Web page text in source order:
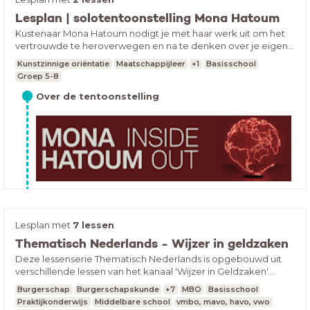
De solotentoonstellingen van Mella Jaarsma en Roy
Villevoye in Kunsthal KAdE en de Elleboogkerk waar
werk te zien is van kunstenaar Gegerboyo zijn te
bezoeken van 24 mei t/m 31 augustus 2025.
nieuwe (gratis) quiz over het laatste nieuws.
Lessen mbo
lessen po
Lesplan | solotentoonstelling Mona Hatoum
Kustenaar Mona Hatoum nodigt je met haar werk uit om het
vertrouwde te heroverwegen en na te denken over je eigen
gevoel van veiligheid en verbondenheid in de tentoonstelling
Inside Out.
Kunstzinnige oriëntatie Maatschappijleer +1
Basisschool
Groep 5-8
Over de tentoonstelling
Hatoum. Ze is geboren in Libanon als dochter van
Palestijnse ballingen en woont sinds 1975 in Londen. Veel
van haar werk maakte ze daar. Haar installaties gaan
over het spanningsveld tussen thuis, ontheemding en
verbanning. Alledaagse objecten zoals
keukenapparaten komen onder stroom te staan en de
wereldbol wordt een zoemende rode neon
landkaart.Mona Hatoum nodigt ons door middel van
Tip! bereid je bezoek voor met de klas
Lesplan met 7 lessen
Thematisch Nederlands - Wijzer in geldzaken
Deze lessenserie Thematisch Nederlands is opgebouwd uit
verschillende lessen van het kanaal 'Wijzer in Geldzaken'.
Tijdens deze lessenserie doen de leerlingen basiskennis op
over onderstaande onderwerpen. Met de eindopdracht laten
Burgerschap Burgerschapskunde +7 MBO
Basisschool
Praktijkonderwijs
Middelbare school
vmbo, mavo, havo, vwo